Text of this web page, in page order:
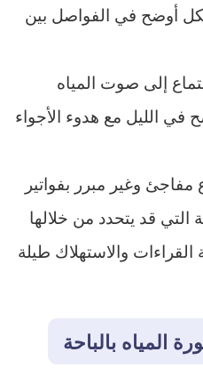
أوضح في الفواصل بين
إلى صوت المياه
في الليل مع هدوء الأجواء
وغير مبرر بفواتير
التي قد يتحدد من خلالها
والاستهلاك طيلة
المياه بالباحة